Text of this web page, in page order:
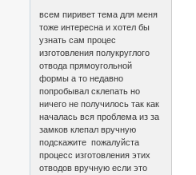
всем пиривет тема для меня
тоже интересна и хотел бы
узнать сам процес
изготовления полукруглого
отвода прямоугольной
формы а то недавно
попробывал склепать но
ничего не получилось так как
началась вся проблема из за
замков клепал вручную
подскажите пожалуйста
процесс изготовления этих
отводов вручную если это